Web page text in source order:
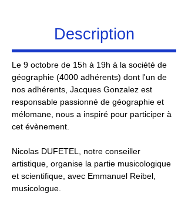
Description
Le 9 octobre de 15h à 19h à la société de
géographie (4000 adhérents) dont l'un de
nos adhérents, Jacques Gonzalez est
responsable passionné de géographie et
mélomane, nous a inspiré pour participer à
cet évènement.
Nicolas DUFETEL, notre conseiller
artistique, organise la partie musicologique
et scientifique, avec Emmanuel Reibel,
musicologue.